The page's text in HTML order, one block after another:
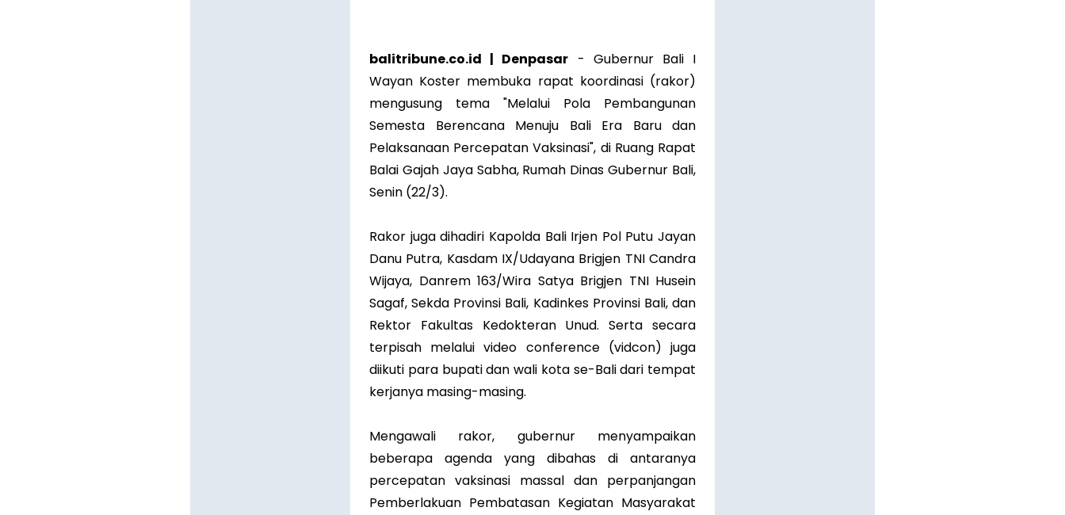
balitribune.co.id | Denpasar - Gubernur Bali I
Wayan Koster membuka rapat koordinasi (rakor)
mengusung tema "Melalui Pola Pembangunan
Semesta Berencana Menuju Bali Era Baru dan
Pelaksanaan Percepatan Vaksinasi", di Ruang Rapat
Balai Gajah Jaya Sabha, Rumah Dinas Gubernur Bali,
Senin (22/3).
Rakor juga dihadiri Kapolda Bali Irjen Pol Putu Jayan
Danu Putra, Kasdam IX/Udayana Brigjen TNI Candra
Wijaya, Danrem 163/Wira Satya Brigjen TNI Husein
Sagaf, Sekda Provinsi Bali, Kadinkes Provinsi Bali, dan
Rektor Fakultas Kedokteran Unud. Serta secara
terpisah melalui video conference (vidcon) juga
diikuti para bupati dan wali kota se-Bali dari tempat
kerjanya masing-masing.
Mengawali rakor, gubernur menyampaikan
beberapa agenda yang dibahas di antaranya
percepatan vaksinasi massal dan perpanjangan
Pemberlakuan Pembatasan Kegiatan Masyarakat